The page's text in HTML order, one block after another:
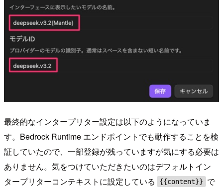
最終的なインタープリター設定は以下のようになっていま
す。Bedrock Runtime エンドポイントでも動作することを検
証していたので、一部登録が残っていますが気にする必要は
ありません。気をつけていただきたいのはデフォルトイン
タープリターコンテキストに設定している
{{content}}
で